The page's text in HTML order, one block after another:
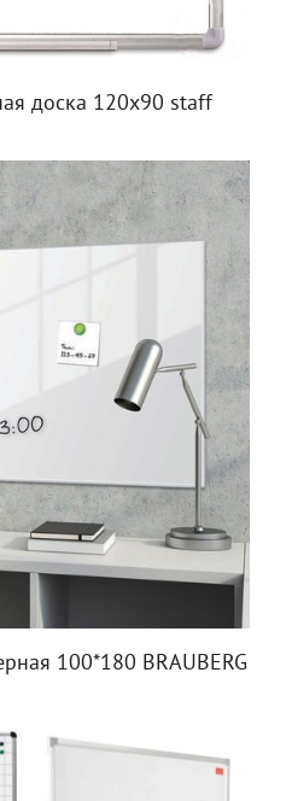
доска 120х90 staff
100*180 BRAUBERG